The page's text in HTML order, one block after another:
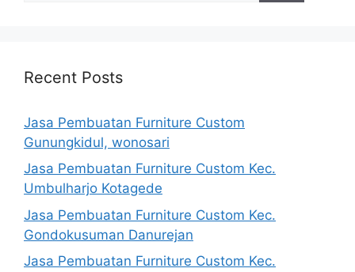
Recent Posts
Jasa Pembuatan Furniture Custom
Gunungkidul, wonosari
Jasa Pembuatan Furniture Custom Kec.
Umbulharjo Kotagede
Jasa Pembuatan Furniture Custom Kec.
Gondokusuman Danurejan
Jasa Pembuatan Furniture Custom Kec.